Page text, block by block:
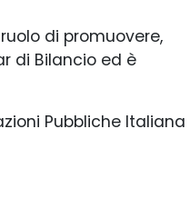
di promuovere,
di Bilancio ed è
Pubbliche Italiana